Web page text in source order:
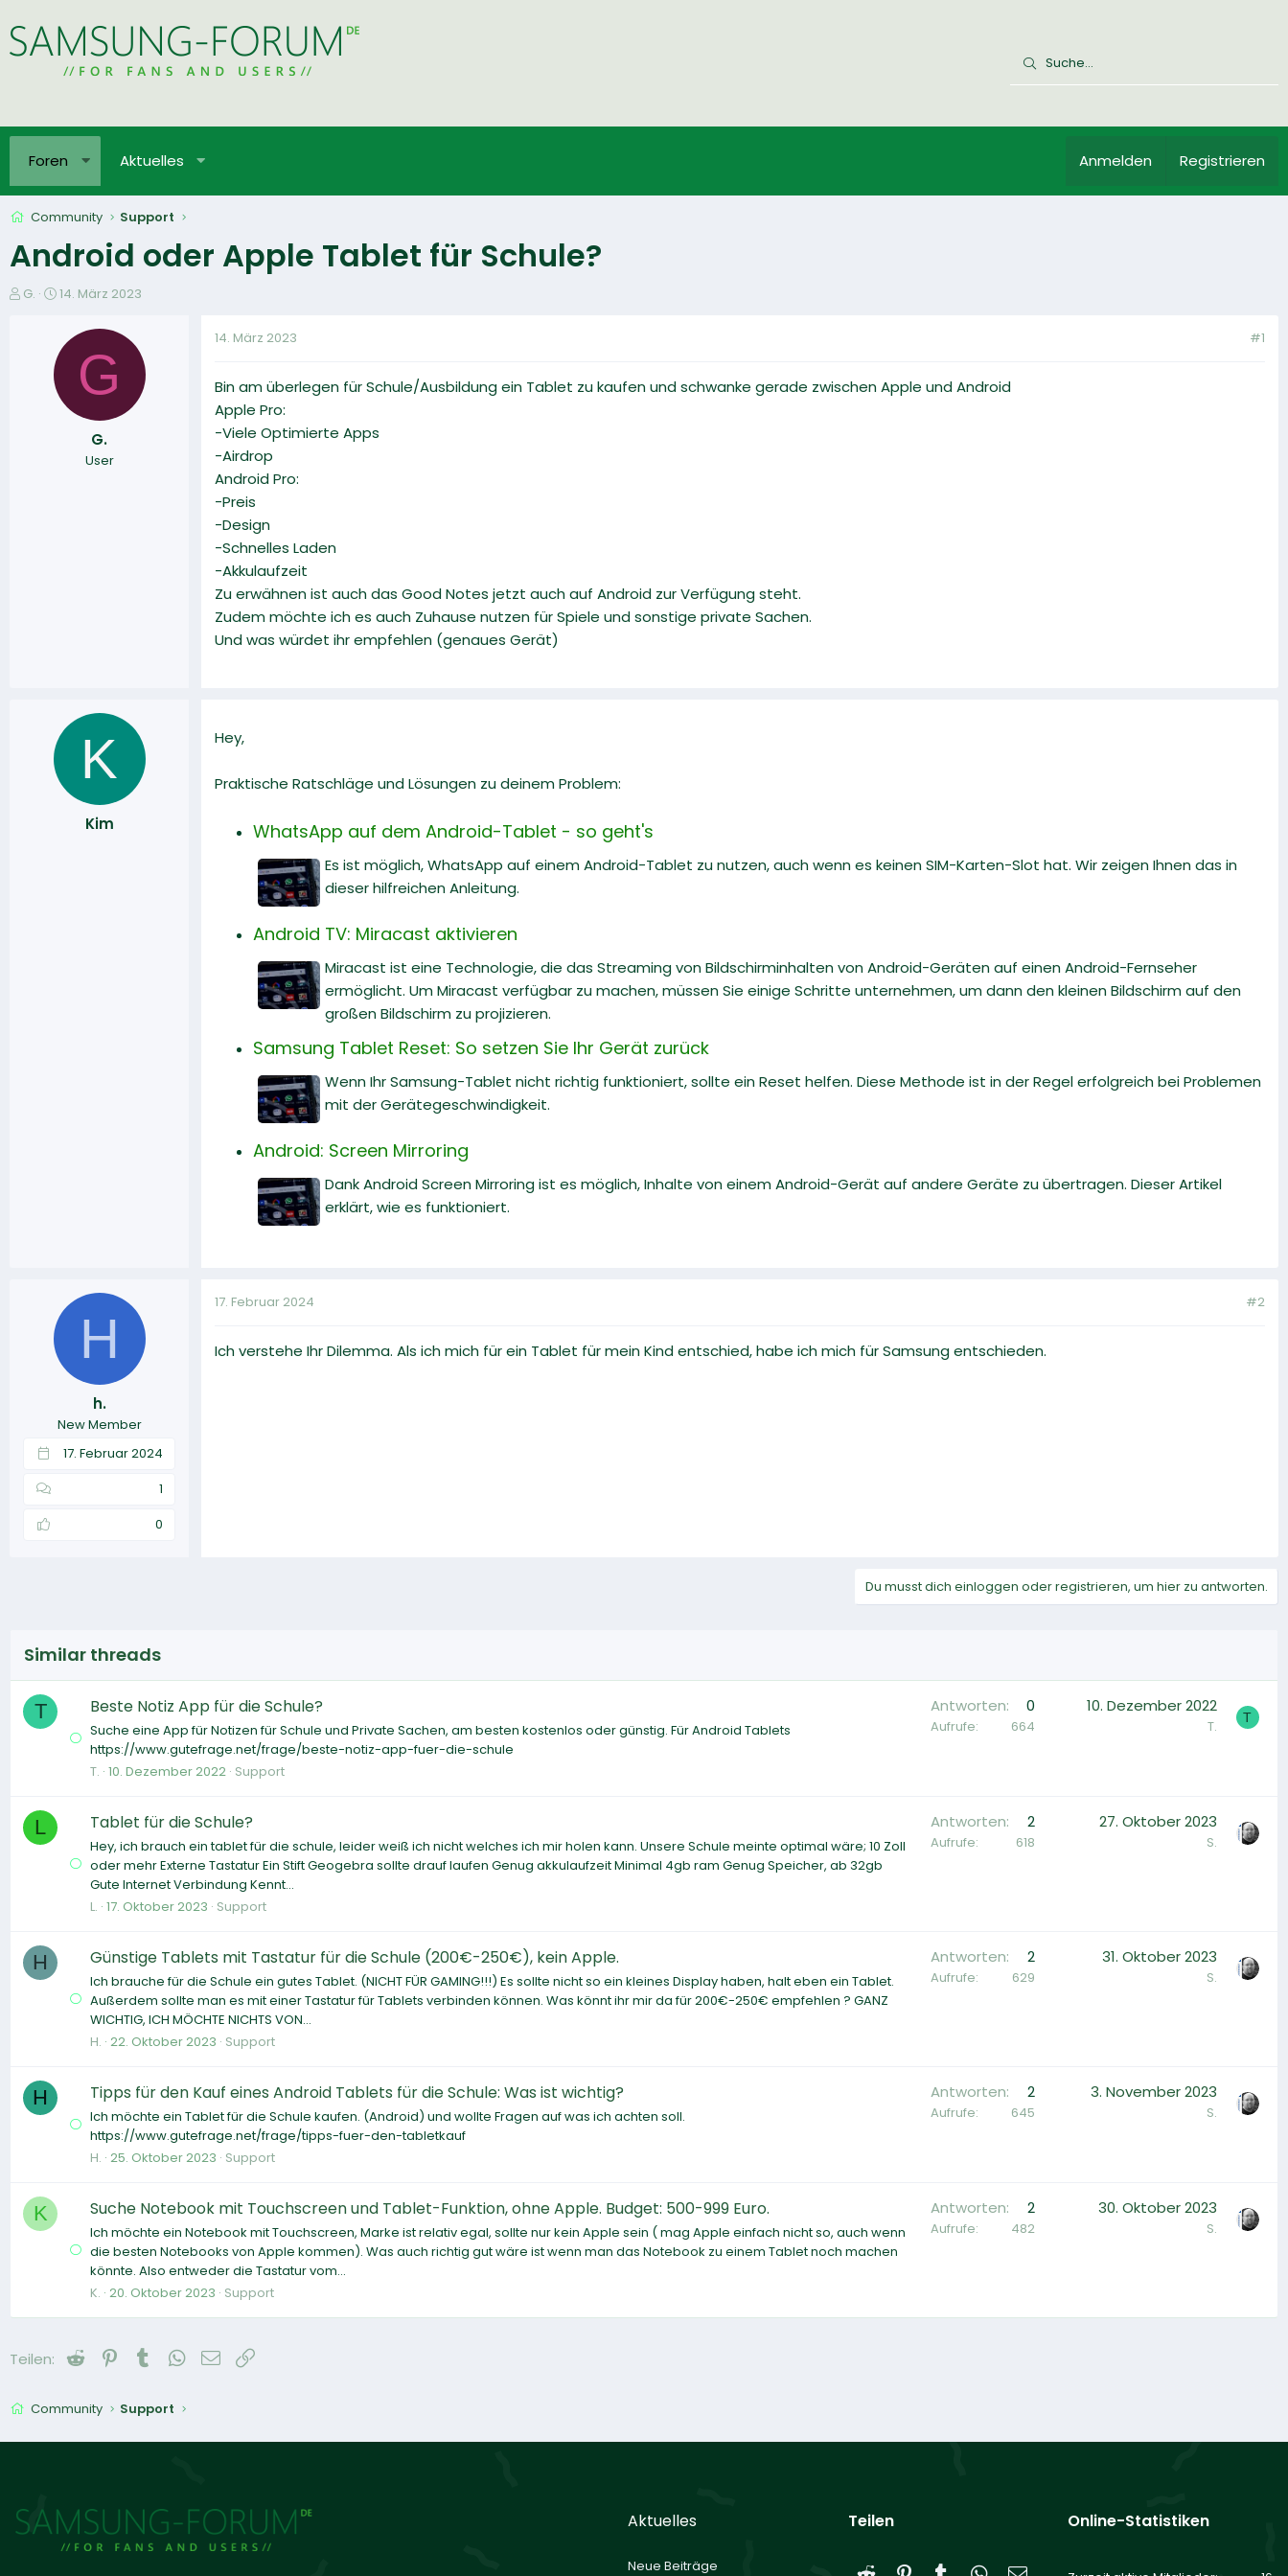
Foren Aktuelles Anmelden Registrieren
Community Support
Android oder Apple Tablet für Schule?
E
G.
E
t
14. März 2023
G
G.
User
14. März 2023 #1
Bin am überlegen für Schule/Ausbildung ein Tablet zu kaufen und schwanke gerade zwischen Apple und Android
Apple Pro:
-Viele Optimierte Apps
-Airdrop
Android Pro:
-Preis
-Design
-Schnelles Laden
-Akkulaufzeit
Zu erwähnen ist auch das Good Notes jetzt auch auf Android zur Verfügung steht.
Zudem möchte ich es auch Zuhause nutzen für Spiele und sonstige private Sachen.
Und was würdet ihr empfehlen (genaues Gerät)
K
Kim
Hey,
Praktische Ratschläge und Lösungen zu deinem Problem:
WhatsApp auf dem Android-Tablet - so geht's
Es ist möglich, WhatsApp auf einem Android-Tablet zu nutzen, auch wenn es keinen SIM-Karten-Slot hat. Wir zeigen Ihnen das in
dieser hilfreichen Anleitung.
Android TV: Miracast aktivieren
Miracast ist eine Technologie, die das Streaming von Bildschirminhalten von Android-Geräten auf einen Android-Fernseher
ermöglicht. Um Miracast verfügbar zu machen, müssen Sie einige Schritte unternehmen, um dann den kleinen Bildschirm auf den
großen Bildschirm zu projizieren.
Samsung Tablet Reset: So setzen Sie Ihr Gerät zurück
Wenn Ihr Samsung-Tablet nicht richtig funktioniert, sollte ein Reset helfen. Diese Methode ist in der Regel erfolgreich bei Problemen
mit der Gerätegeschwindigkeit.
Android: Screen Mirroring
Dank Android Screen Mirroring ist es möglich, Inhalte von einem Android-Gerät auf andere Geräte zu übertragen. Dieser Artikel
erklärt, wie es funktioniert.
H
h.
New Member
17. Februar 2024
1
0
17. Februar 2024 #2
Ich verstehe Ihr Dilemma. Als ich mich für ein Tablet für mein Kind entschied, habe ich mich für Samsung entschieden.
Du musst dich einloggen oder registrieren, um hier zu antworten.
Similar threads
T Beste Notiz App für die Schule?
Suche eine App für Notizen für Schule und Private Sachen, am besten kostenlos oder günstig. Für Android Tablets
https://www.gutefrage.net/frage/beste-notiz-app-fuer-die-schule
T. 10. Dezember 2022 Support
Antworten 0
Aufrufe 664
10. Dezember 2022
T. T
L Tablet für die Schule?
Hey, ich brauch ein tablet für die schule, leider weiß ich nicht welches ich mir holen kann. Unsere Schule meinte optimal wäre; 10 Zoll
oder mehr Externe Tastatur Ein Stift Geogebra sollte drauf laufen Genug akkulaufzeit Minimal 4gb ram Genug Speicher, ab 32gb
Gute Internet Verbindung Kennt...
L. 17. Oktober 2023 Support
Antworten 2
Aufrufe 618
27. Oktober 2023
S.
H Günstige Tablets mit Tastatur für die Schule (200€-250€), kein Apple.
Ich brauche für die Schule ein gutes Tablet. (NICHT FÜR GAMING!!!) Es sollte nicht so ein kleines Display haben, halt eben ein Tablet.
Außerdem sollte man es mit einer Tastatur für Tablets verbinden können. Was könnt ihr mir da für 200€-250€ empfehlen ? GANZ
WICHTIG, ICH MÖCHTE NICHTS VON...
H. 22. Oktober 2023 Support
Antworten 2
Aufrufe 629
31. Oktober 2023
S.
H Tipps für den Kauf eines Android Tablets für die Schule: Was ist wichtig?
Ich möchte ein Tablet für die Schule kaufen. (Android) und wollte Fragen auf was ich achten soll.
https://www.gutefrage.net/frage/tipps-fuer-den-tabletkauf
H. 25. Oktober 2023 Support
Antworten 2
Aufrufe 645
3. November 2023
S.
K Suche Notebook mit Touchscreen und Tablet-Funktion, ohne Apple. Budget: 500-999 Euro.
Ich möchte ein Notebook mit Touchscreen, Marke ist relativ egal, sollte nur kein Apple sein ( mag Apple einfach nicht so, auch wenn
die besten Notebooks von Apple kommen). Was auch richtig gut wäre ist wenn man das Notebook zu einem Tablet noch machen
könnte. Also entweder die Tastatur vom...
K. 20. Oktober 2023 Support
Antworten 2
Aufrufe 482
30. Oktober 2023
S.
Teilen: Reddit PinterestTumblrWhatsApp
E-Mail
Community Support
Aktuelles
Neue Beiträge
Teilen
Reddit Pinterest
Tumblr WhatsApp
E-Mail
Online-Statistiken